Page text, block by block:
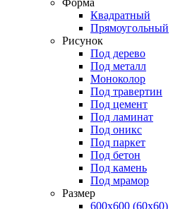
Форма
Квадратный
Прямоугольный
Рисунок
Под дерево
Под металл
Моноколор
Под травертин
Под цемент
Под ламинат
Под оникс
Под паркет
Под бетон
Под камень
Под мрамор
Размер
600х600 (60х60)